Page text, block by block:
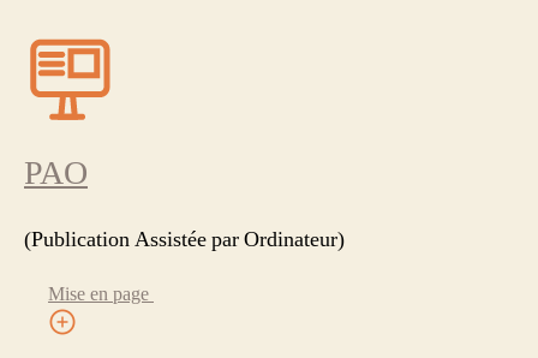
PAO
(Publication Assistée par Ordinateur)
Mise en page